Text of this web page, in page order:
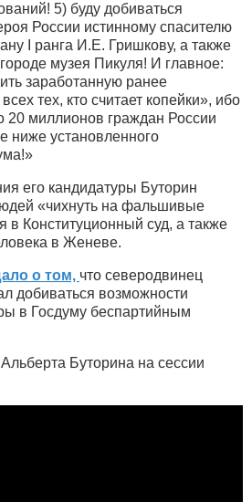
5) буду добиваться
России истинному спасителю
ранга И.Е. Гришкову, а также
музея Пикуля! И главное:
заработанную ранее
тех, кто считает копейки», ибо
20 миллионов граждан России
ниже установленного
его кандидатуры Буторин
«чихнуть на фальшивые
в Конституционный суд, а также
в Женеве.
о том, что северодвинец
добиваться возможности
в Госдуму беспартийным
Буторина на сессии